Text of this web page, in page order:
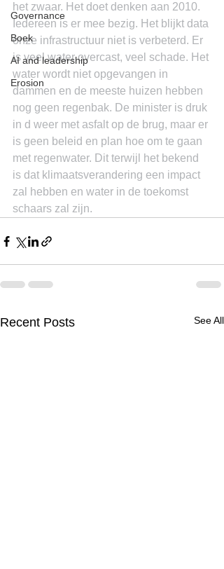
Governance
Boek
AI and leadership
Erosion
het zwaar. Het doet denken aan 2010.
Iedereen is er mee bezig. Het blijkt data
onze infrastructuur niet is verbeterd. Er
is veel water overcast, veel schade. Het
water wordt niet opgevangen in
dammen en de meeste huizen hebben
nog geen regenbak. De minister is druk
in d weer met asfalt op de brug, maar er
is geen beleid en plan hoe om te gaan
met regenwater. Dit terwijl het bekend
is dat klimaatsverandering een impact
zal hebben en water in de toekomst
schaars zal zijn.
Recent Posts See All